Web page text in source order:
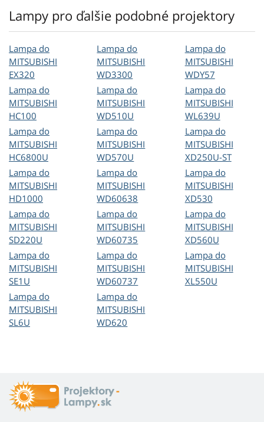
Lampy pro ďalšie podobné projektory
Lampa do
MITSUBISHI
EX320
Lampa do
MITSUBISHI
HC100
Lampa do
MITSUBISHI
HC6800U
Lampa do
MITSUBISHI
HD1000
Lampa do
MITSUBISHI
SD220U
Lampa do
MITSUBISHI
SE1U
Lampa do
MITSUBISHI
SL6U
Lampa do
MITSUBISHI
WD3300
Lampa do
MITSUBISHI
WD510U
Lampa do
MITSUBISHI
WD570U
Lampa do
MITSUBISHI
WD60638
Lampa do
MITSUBISHI
WD60735
Lampa do
MITSUBISHI
WD60737
Lampa do
MITSUBISHI
WD620
Lampa do
MITSUBISHI
WDY57
Lampa do
MITSUBISHI
WL639U
Lampa do
MITSUBISHI
XD250U-ST
Lampa do
MITSUBISHI
XD530
Lampa do
MITSUBISHI
XD560U
Lampa do
MITSUBISHI
XL550U